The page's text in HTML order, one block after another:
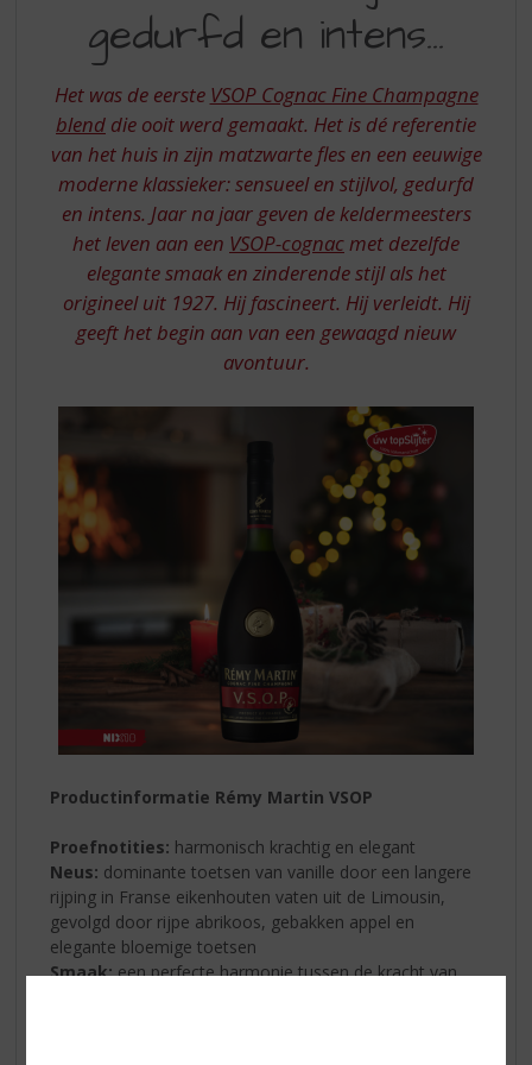
STIJLVOL,
GEDURFD
EN
INTENS…
gedurfd en intens…
Het was de eerste VSOP Cognac Fine Champagne
blend die ooit werd gemaakt. Het is dé referentie
van het huis in zijn matzwarte fles en een eeuwige
moderne klassieker: sensueel en stijlvol, gedurfd
en intens. Jaar na jaar geven de keldermeesters
het leven aan een VSOP-cognacmet dezelfde
elegante smaak en zinderende stijl als het
origineel uit 1927. Hij fascineert. Hij verleidt. Hij
geeft het begin aan van een gewaagd nieuw
avontuur.
Productinformatie Rémy Martin VSOP
Proefnotities: harmonisch krachtig en elegant
Neus: dominante toetsen van vanille door een langere
rijping in Franse eikenhouten vaten uit de Limousin,
gevolgd door rijpe abrikoos, gebakken appel en
elegante bloemige toetsen
Smaak:een perfecte harmonie tussen de kracht van